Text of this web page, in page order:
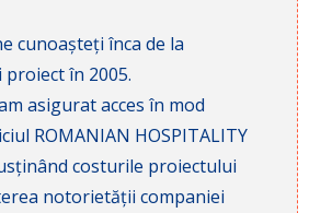
cunoașteți înca de la
în 2005.
asigurat acces în mod
ROMANIAN HOSPITALITY
costurile proiectului
notorietății companiei